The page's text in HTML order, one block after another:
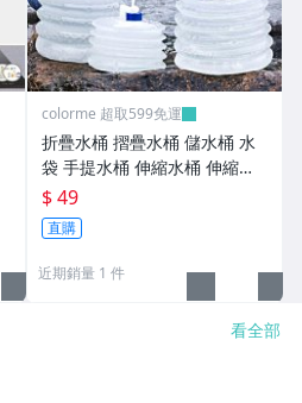
colorme 超取599免運
折疊水桶 摺疊水桶 儲水桶 水
袋 手提水桶 伸縮水桶 伸縮水
袋 戶外水桶 蓄水桶 蓄水箱 儲
水袋 風琴水桶 登山 露營【M1
54】Color_me
$ 49
直購
近期銷量 1 件
看全部